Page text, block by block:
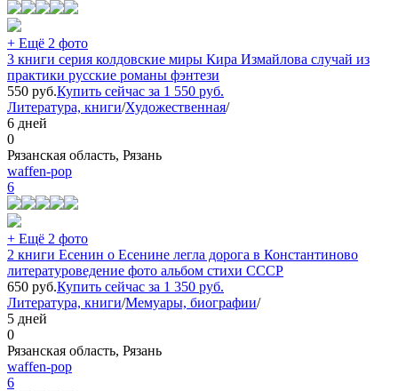
+ Ещё 2 фото
3 книги серия колдовские миры Кира Измайлова случай из
практики русские романы фэнтези
550 руб.Купить сейчас за 1 550 руб.
Литература, книги/Художественная/
6 дней
0
Рязанская область, Рязань
waffen-pop
6
+ Ещё 2 фото
2 книги Есенин о Есенине легла дорога в Константиново
литературоведение фото альбом стихи СССР
650 руб.Купить сейчас за 1 350 руб.
Литература, книги/Мемуары, биографии/
5 дней
0
Рязанская область, Рязань
waffen-pop
6